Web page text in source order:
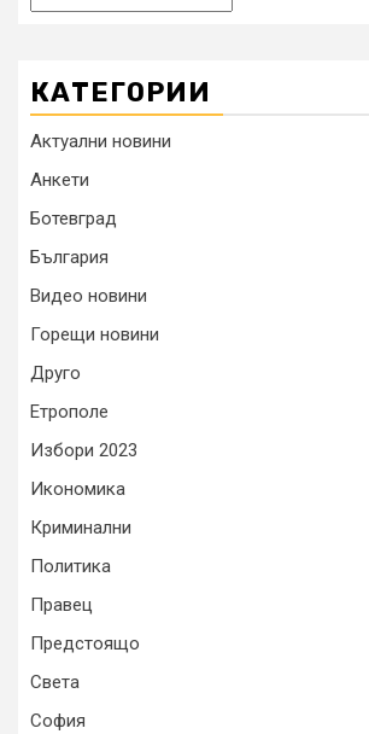
КАТЕГОРИИ
Актуални новини
Анкети
Ботевград
България
Видео новини
Горещи новини
Друго
Етрополе
Избори 2023
Икономика
Криминални
Политика
Правец
Предстоящо
Света
София